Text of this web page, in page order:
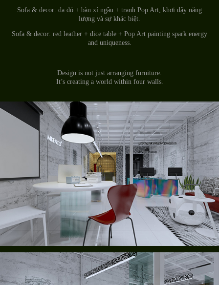
Sofa & decor: da đỏ + bàn xí ngầu + tranh Pop Art, khơi dậy năng
lượng và sự khác biệt.
Sofa & decor: red leather + dice table + Pop Art painting spark energy
and uniqueness.
Design is not just arranging furniture.
It’s creating a world within four walls.